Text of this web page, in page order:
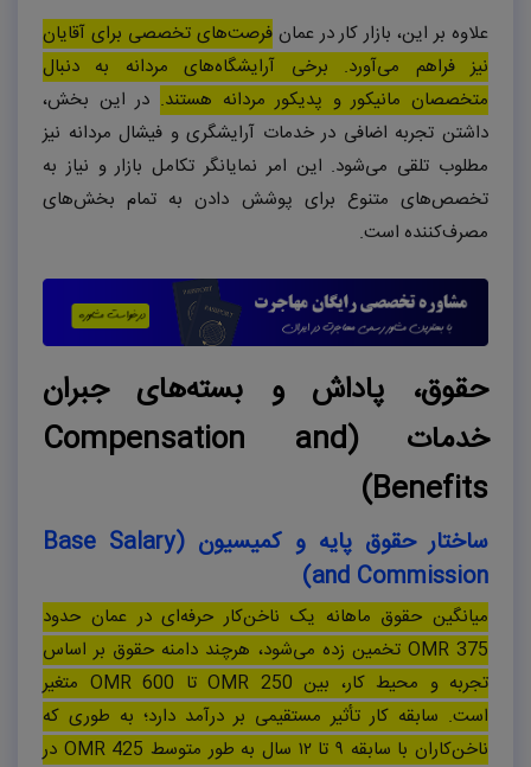
علاوه بر این، بازار کار در عمانفرصت‌های تخصصی برای آقایان
نیز فراهم می‌آورد. برخی آرایشگاه‌های مردانه به دنبال
متخصصان مانیکور و پدیکور مردانه هستند. در این بخش،
داشتن تجربه اضافی در خدمات آرایشگری و فیشال مردانه نیز
مطلوب تلقی می‌شود. این امر نمایانگر تکامل بازار و نیاز به
تخصص‌های متنوع برای پوشش دادن به تمام بخش‌های
مصرف‌کننده است.
حقوق، پاداش و بسته‌های جبران
خدمات (Compensation and
Benefits
)
ساختار حقوق پایه و کمیسیون (Base Salary
and Commission
)
میانگین حقوق ماهانه یک ناخن‌کار حرفه‌ای در عمان حدود
OMR 375 تخمین زده می‌شود، هرچند دامنه حقوق بر اساس
تجربه و محیط کار، بین OMR 250 تا OMR 600 متغیر
است. سابقه کار تأثیر مستقیمی بر درآمد دارد؛ به طوری که
ناخن‌کاران با سابقه ۹ تا ۱۲ سال به طور متوسط
OMR 425 در